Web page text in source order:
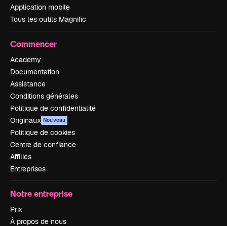
Application mobile
Tous les outils Magnific
Commencer
Academy
Documentation
Assistance
Conditions générales
Politique de confidentialité
Originaux Nouveau
Politique de cookies
Centre de confiance
Affiliés
Entreprises
Notre entreprise
Prix
À propos de nous